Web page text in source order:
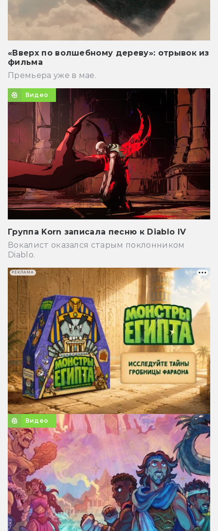
«Вверх по волшебному дереву»: отрывок из
фильма
Премьера уже в мае.
Видео
Группа Korn записала песню к Diablo IV
Вокалист оказался старым поклонником
Diablo.
Видео
РЕКЛАМА